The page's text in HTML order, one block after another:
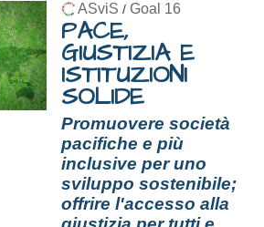
ASviS / Goal 16
PACE,
GIUSTIZIA E
ISTITUZIONI
SOLIDE
Promuovere società
pacifiche e più
inclusive per uno
sviluppo sostenibile;
offrire l'accesso alla